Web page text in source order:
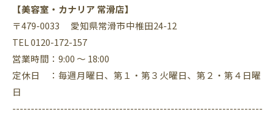
【美容室・カナリア 常滑店】
〒479-0033 愛知県常滑市中椎田24-12
TEL 0120-172-157
営業時間：9:00 ～ 18:00
定休日 ：毎週月曜日、第１・第３火曜日、第２・第４日曜
日
--------------------------------------------------------------------